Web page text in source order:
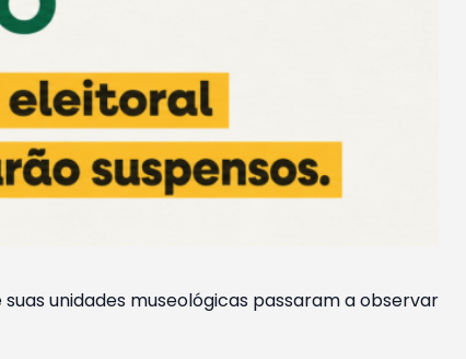
unidades museológicas passaram a observar